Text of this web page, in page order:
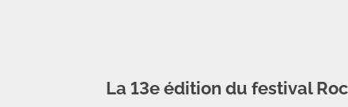
La 13e édition du festival